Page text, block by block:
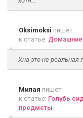
Oksimoksi пишет
к статье: Домашние
Хна-это не
Милая пишет
к статье: Голубь
предметы